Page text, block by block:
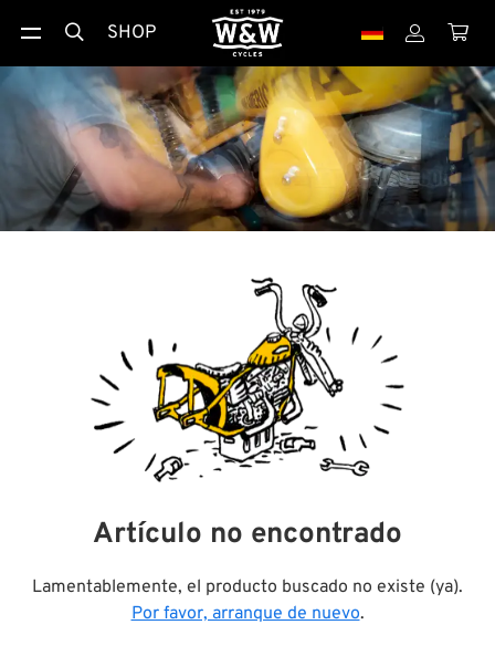
 SHOP  
Artículo no encontrado
Lamentablemente, el producto buscado no existe (ya).
Por favor, arranque de nuevo.